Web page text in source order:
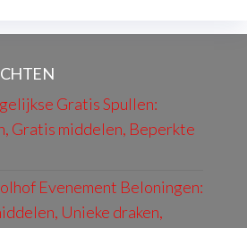
Gratis Spullen:
Gratis middelen, Beperkte
Evenement Beloningen:
Unieke draken,